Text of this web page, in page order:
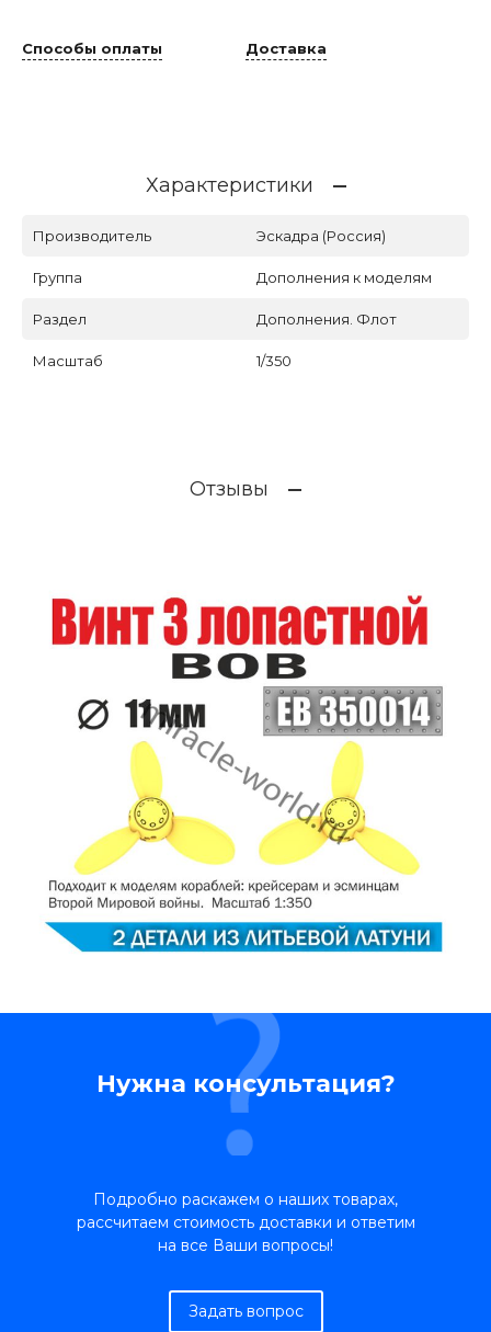
Способы оплаты Доставка
Характеристики
Производитель Эскадра (Россия)
Группа Дополнения к моделям
Раздел Дополнения. Флот
Масштаб 1/350
Отзывы
Нужна консультация?
Подробно раскажем о наших товарах,
рассчитаем стоимость доставки и ответим
на все Ваши вопросы!
Задать вопрос